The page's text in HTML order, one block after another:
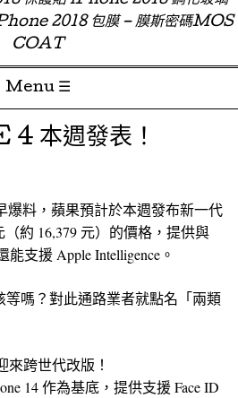
2018 包膜 – 膜斯密碼MOS
COAT
Menu ☰
本週發表！
爆料，蘋果預計於本週發布新一代
（約 16,379 元）的價格，提供與
能支援 Apple Intelligence。
嗎？對此通路業者就點名「兩類
來跨世代改版！
14 作為基底，提供支援 Face ID